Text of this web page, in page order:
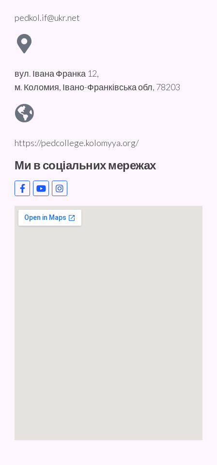
pedkol.if@ukr.net
вул. Івана Франка 12,
м. Коломия, Івано-Франківська обл, 78203
https://pedcollege.kolomyya.org/
Ми в соціальних мережах